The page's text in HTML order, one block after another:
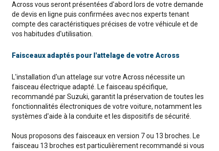
Across vous seront présentées d'abord lors de votre demande
de devis en ligne puis confirmées avec nos experts tenant
compte des caractéristiques précises de votre véhicule et de
vos habitudes d'utilisation.
Faisceaux adaptés pour l'attelage de votre Across
L'installation d'un attelage sur votre Across nécessite un
faisceau électrique adapté. Le faisceau spécifique,
recommandé par Suzuki, garantit la préservation de toutes les
fonctionnalités électroniques de votre voiture, notamment les
systèmes d'aide à la conduite et les dispositifs de sécurité.
Nous proposons des faisceaux en version 7 ou 13 broches. Le
faisceau 13 broches est particulièrement recommandé si vous